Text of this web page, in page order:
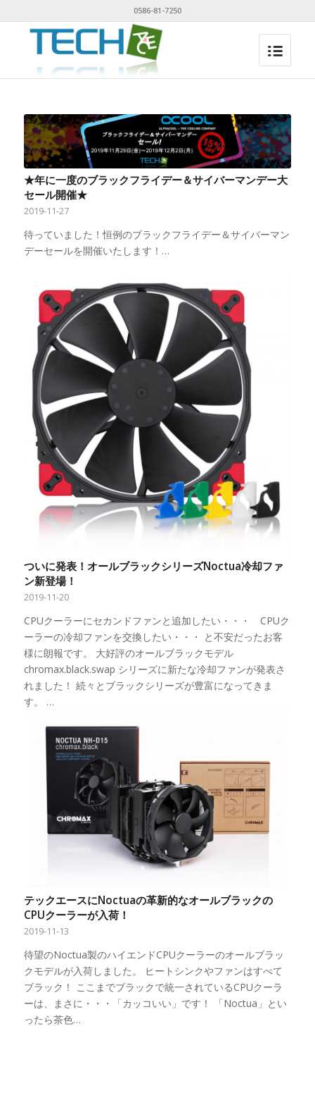
0586-81-7250
★年に一度のブラックフライデー＆サイバーマンデー大
セール開催★
2019-11-27
待っていました！恒例のブラックフライデー＆サイバーマン
デーセールを開催いたします！…
ついに発表！オールブラックシリーズNoctua冷却ファ
ン新登場！
2019-11-20
CPUクーラーにセカンドファンと追加したい・・・ CPUク
ーラーの冷却ファンを交換したい・・・ と不安だったお客
様に朗報です。 大好評のオールブラックモデル
chromax.black.swap シリーズに新たな冷却ファンが発表さ
れました！ 続々とブラックシリーズが豊富になってきま
す。 …
テックエースにNoctuaの革新的なオールブラックの
CPUクーラーが入荷！
2019-11-13
待望のNoctua製のハイエンドCPUクーラーのオールブラッ
クモデルが入荷しました。 ヒートシンクやファンはすべて
ブラック！ ここまでブラックで統一されているCPUクーラ
ーは、まさに・・・「カッコいい」です！ 「Noctua」とい
ったら茶色…